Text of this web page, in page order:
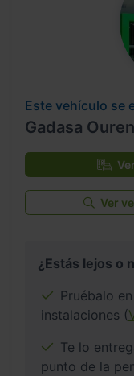
Este vehículo se
Gadasa
Ver
¿Estás lejos o
Pruébalo
instalaciones (
Te lo
punto de la